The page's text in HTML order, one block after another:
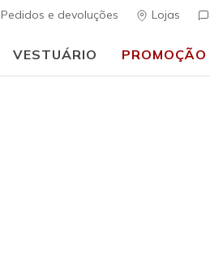
Pedidos e devoluções Lojas
VESTUÁRIO PROMOÇÃO